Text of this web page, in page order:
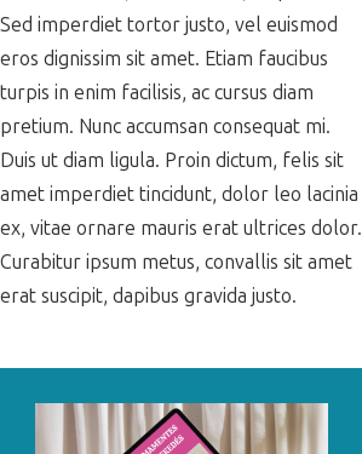
Sed imperdiet tortor justo, vel euismod
eros dignissim sit amet. Etiam faucibus
turpis in enim facilisis, ac cursus diam
pretium. Nunc accumsan consequat mi.
Duis ut diam ligula. Proin dictum, felis sit
amet imperdiet tincidunt, dolor leo lacinia
ex, vitae ornare mauris erat ultrices dolor.
Curabitur ipsum metus, convallis sit amet
erat suscipit, dapibus gravida justo.